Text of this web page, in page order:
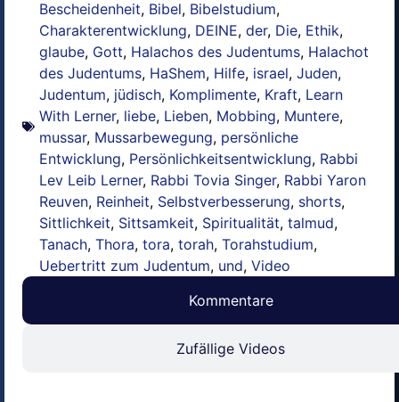
Bescheidenheit, Bibel, Bibelstudium,
Charakterentwicklung, DEINE, der, Die, Ethik,
glaube, Gott, Halachos des Judentums, Halachot
des Judentums, HaShem, Hilfe, israel, Juden,
Judentum, jüdisch, Komplimente, Kraft, Learn
With Lerner, liebe, Lieben, Mobbing, Muntere,
mussar, Mussarbewegung, persönliche
Entwicklung, Persönlichkeitsentwicklung, Rabbi
Lev Leib Lerner, Rabbi Tovia Singer, Rabbi Yaron
Reuven, Reinheit, Selbstverbesserung, shorts,
Sittlichkeit, Sittsamkeit, Spiritualität, talmud,
Tanach, Thora, tora, torah, Torahstudium,
Uebertritt zum Judentum, und, Video
Kommentare
Zufällige Videos